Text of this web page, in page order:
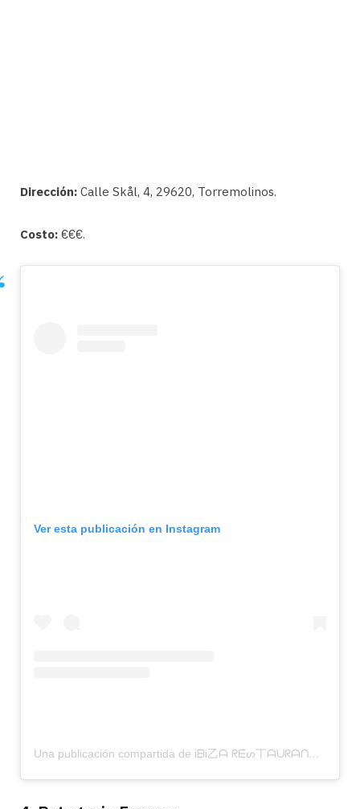
Dirección: Calle Skål, 4, 29620, Torremolinos.
Costo: €€€.
Ver esta publicación en Instagram
Una publicación compartida de ᎥᗷᎥ乙ᗩ ᖇᗴᔕ丅ᗩᑌᖇᗩᑎ丅 (@ibizastylerestaurant)